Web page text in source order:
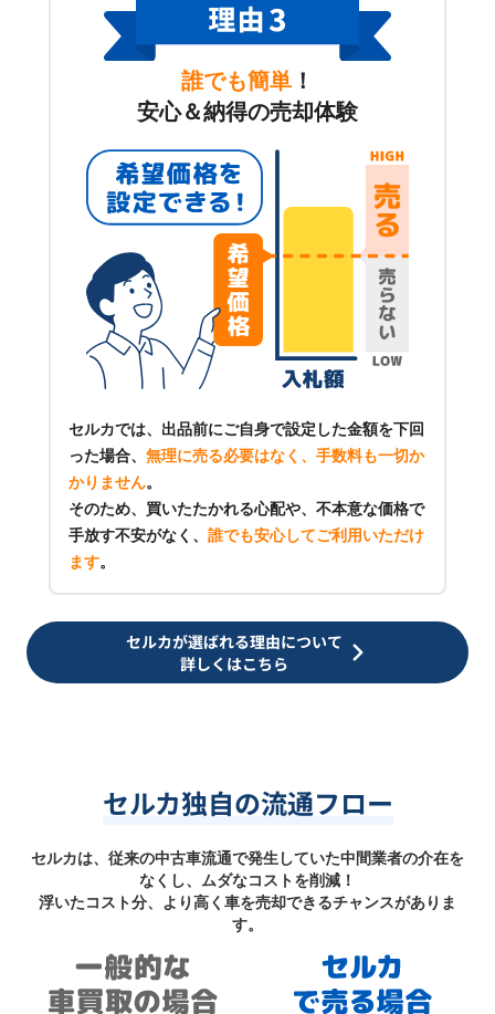
誰でも簡単 ！
安心＆納得の売却体験
セルカでは、出品前にご自身で設定した金額を下回
った場合、 無理に売る必要はなく、手数料も一切か
かりません。
そのため、買いたたかれる心配や、不本意な価格で
手放す不安がなく、 誰でも安心してご利用いただけ
ます。
セルカが選ばれる理由について
詳しくはこちら
セルカ独自の流通フロー
セルカは、従来の中古車流通で発生していた中間業者の介在を
なくし、ムダなコストを削減！
浮いたコスト分、より高く車を売却できるチャンスがありま
す。